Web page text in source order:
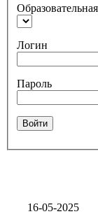
Логин
Пароль
Войти
16-05-2025